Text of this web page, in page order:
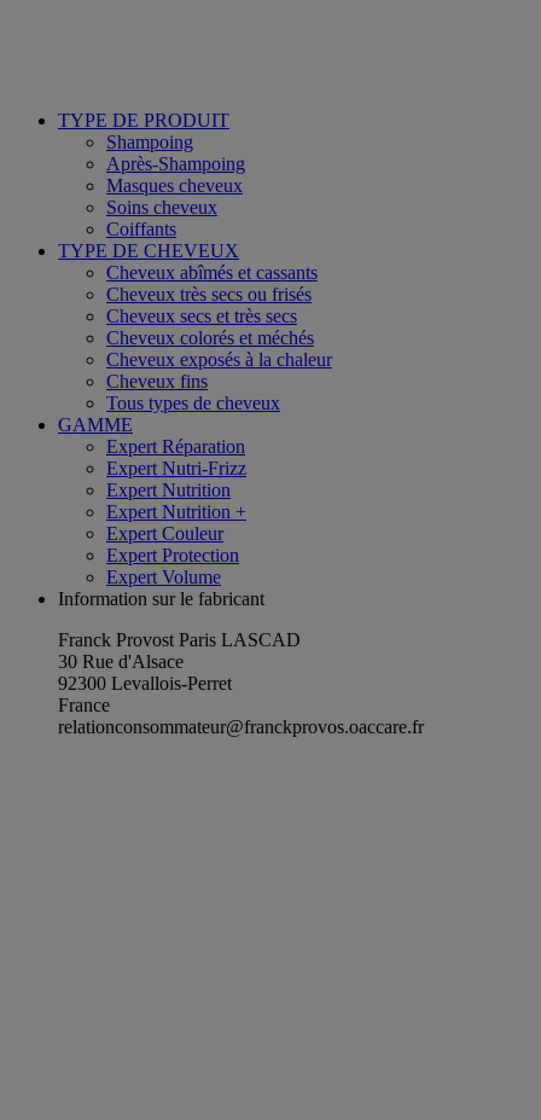
TYPE DE PRODUIT
Shampoing
Après-Shampoing
Masques cheveux
Soins cheveux
Coiffants
TYPE DE CHEVEUX
Cheveux abîmés et cassants
Cheveux très secs ou frisés
Cheveux secs et très secs
Cheveux colorés et méchés
Cheveux exposés à la chaleur
Cheveux fins
Tous types de cheveux
GAMME
Expert Réparation
Expert Nutri-Frizz
Expert Nutrition
Expert Nutrition +
Expert Couleur
Expert Protection
Expert Volume
Information sur le fabricant
Franck Provost Paris LASCAD
30 Rue d'Alsace
92300 Levallois-Perret
France
relationconsommateur@franckprovos.oaccare.fr